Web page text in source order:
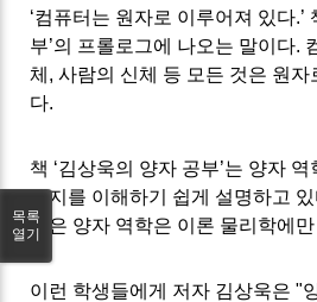
‘컴퓨터는 원자로 이루어져 있다.’
부’의 프롤로그에 나오는 말이다.
체 ,사람의 신체 등 모든 것은 원
다.
책 ‘김상욱의 양자 공부’는 양자 역
까지를 이해하기 쉽게 설명하고
들은 양자 역학은 이론 물리학에
이런 학생들에게 저자 김상욱은"
목록
열기